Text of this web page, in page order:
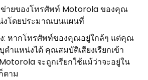
ายของโทรศัพท์ Motorola ของคุณ
งโดยประมาณบนแผนที่
: หากโทรศัพท์ของคุณอยู่ใกล้ๆ แต่คุณ
ตำแหน่งได้ คุณสมบัติเสียงเรียกเข้า
จะถูกเรียกใช้แม้ว่าจะอยู่ใน
ตาม